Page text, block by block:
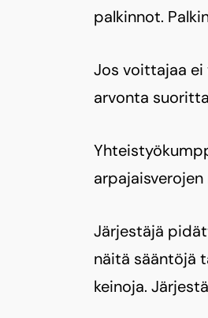
palkinnot.
Jos voittajaa ei
arvonta
Järjestäjä
näitä sääntöjä
keinoja.